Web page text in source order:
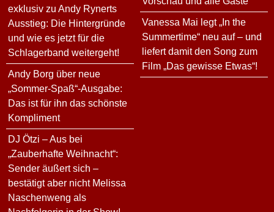
exklusiv zu Andy Rynerts
Ausstieg: Die Hintergründe
und wie es jetzt für die
Schlagerband weitergeht!
Andy Borg über neue
„Sommer-Spaß“-Ausgabe:
Das ist für ihn das schönste
Kompliment
DJ Ötzi – Aus bei
„Zauberhafte Weihnacht“:
Sender äußert sich –
bestätigt aber nicht Melissa
Naschenweng als
Vanessa Mai legt „In the
Summertime“ neu auf – und
liefert damit den Song zum
Film „Das gewisse Etwas“!